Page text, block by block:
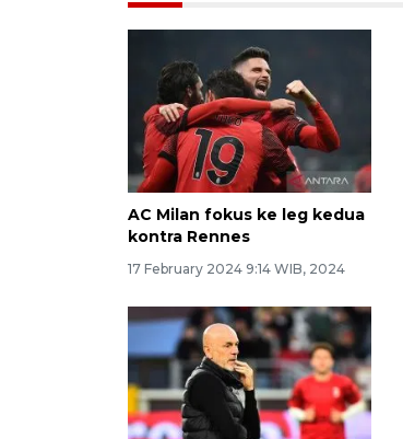
AC Milan fokus ke leg kedua
kontra Rennes
17 February 2024 9:14 WIB, 2024